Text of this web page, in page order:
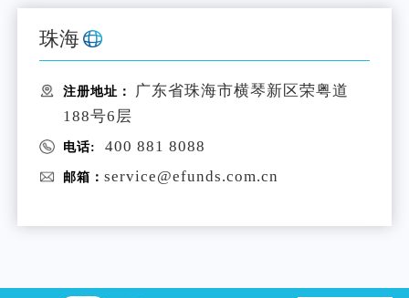
珠海
注册地址：
广东省珠海市横琴新区荣粤道
188号6层
电话: 400 881 8088
邮箱： service@efunds.com.cn